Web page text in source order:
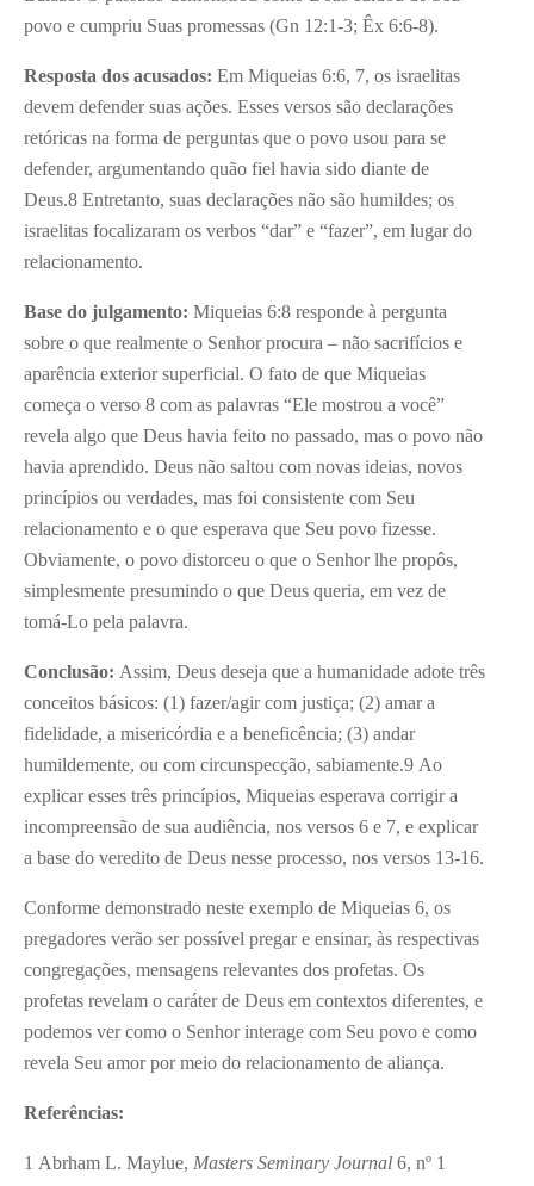
povo e cumpriu Suas promessas (Gn 12:1-3; Êx 6:6-8).
Resposta dos acusados: Em Miqueias 6:6, 7, os israelitas
devem defender suas ações. Esses versos são declarações
retóricas na forma de perguntas que o povo usou para se
defender, argumentando quão fiel havia sido diante de
Deus.8 Entretanto, suas declarações não são humildes; os
israelitas focalizaram os verbos “dar” e “fazer”, em lugar do
relacionamento.
Base do julgamento: Miqueias 6:8 responde à pergunta
sobre o que realmente o Senhor procura – não sacrifícios e
aparência exterior superficial. O fato de que Miqueias
começa o verso 8 com as palavras “Ele mostrou a você”
revela algo que Deus havia feito no passado, mas o povo não
havia aprendido. Deus não saltou com novas ideias, novos
princípios ou verdades, mas foi consistente com Seu
relacionamento e o que esperava que Seu povo fizesse.
Obviamente, o povo distorceu o que o Senhor lhe propôs,
simplesmente presumindo o que Deus queria, em vez de
tomá-Lo pela palavra.
Conclusão: Assim, Deus deseja que a humanidade adote três
conceitos básicos: (1) fazer/agir com justiça; (2) amar a
fidelidade, a misericórdia e a beneficência; (3) andar
humildemente, ou com circunspecção, sabiamente.9 Ao
explicar esses três princípios, Miqueias esperava corrigir a
incompreensão de sua audiência, nos versos 6 e 7, e explicar
a base do veredito de Deus nesse processo, nos versos 13-16.
Conforme demonstrado neste exemplo de Miqueias 6, os
pregadores verão ser possível pregar e ensinar, às respectivas
congregações, mensagens relevantes dos profetas. Os
profetas revelam o caráter de Deus em contextos diferentes, e
podemos ver como o Senhor interage com Seu povo e como
revela Seu amor por meio do relacionamento de aliança.
Referências:
1 Abrham L. Maylue, Masters Seminary Journal 6, nº 1